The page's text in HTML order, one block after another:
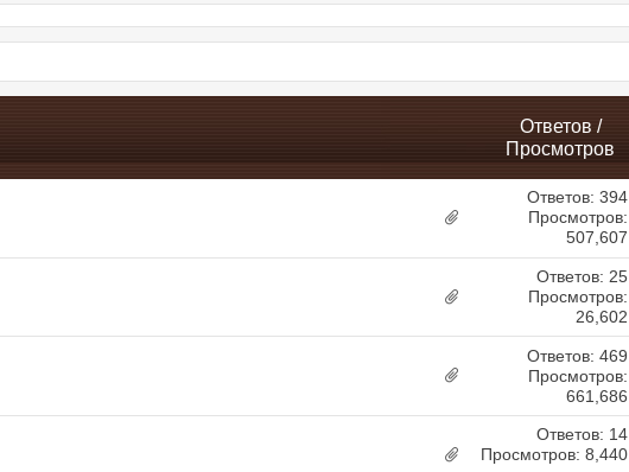
Ответов /
Просмотров
Ответов: 394
Просмотров:
507,607
Ответов: 25
Просмотров:
26,602
Ответов: 469
Просмотров:
661,686
Ответов: 14
Просмотров: 8,440